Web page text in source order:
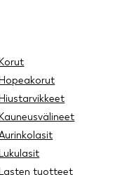
Korut
Hopeakorut
Hiustarvikkeet
Kauneusvälineet
Lukulasit
Lasten tuotteet